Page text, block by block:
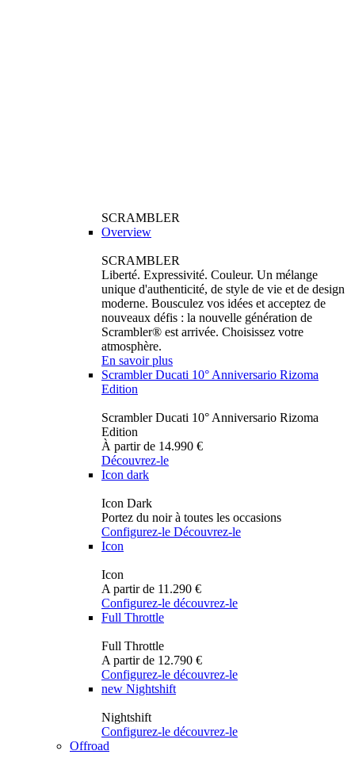
SCRAMBLER
Overview
SCRAMBLER
Liberté. Expressivité. Couleur. Un mélange
unique d'authenticité, de style de vie et de design
moderne. Bousculez vos idées et acceptez de
nouveaux défis : la nouvelle génération de
Scrambler® est arrivée. Choisissez votre
atmosphère.
En savoir plus
Scrambler Ducati 10° Anniversario Rizoma
Edition
Scrambler Ducati 10° Anniversario Rizoma
Edition
À partir de 14.990 €
Découvrez-le
Icon dark
Icon Dark
Portez du noir à toutes les occasions
Configurez-le Découvrez-le
Icon
Icon
A partir de 11.290 €
Configurez-le découvrez-le
Full Throttle
Full Throttle
A partir de 12.790 €
Configurez-le découvrez-le
new Nightshift
Nightshift
Configurez-le découvrez-le
Offroad